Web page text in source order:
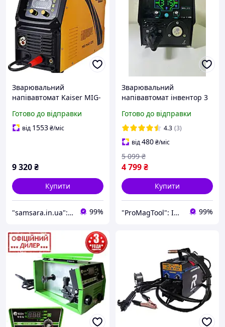
Зварювальний
напівавтомат Kaiser MIG-
напівавтоматичний
зварювальний апарат
Готово до відправки
від 1553₴/міс
9 320₴
Купити
"samsara.in.ua": Інтернет-магазин інструментів, садової та побутової техніки 99%
Зварювальний
напівавтомат інвентор 3
Бюджетний напівавтомат
для дому та гаража
зварювання
напівавтомат
Готово до відправки
4.3 (3)
від480₴/міс
4 799₴
5 099 ₴
Купити
"ProMagTool": Інструмент для ремонту, будівництва, догляду за садом! 99%